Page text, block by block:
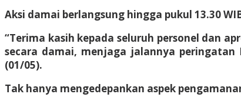
Aksi damai berlangsung hingga pukul 13.30
“Terima kasih kepada seluruh personel dan
secara damai, menjaga jalannya
(01/05).
Tak hanya mengedepankan aspek